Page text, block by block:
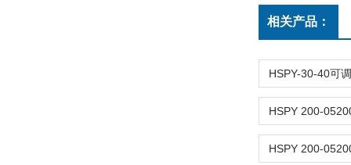
相关产品：